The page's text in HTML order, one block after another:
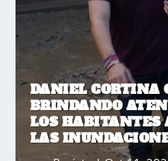
DANIEL CORTINA
BRINDANDO
LOS HABITANTES
LAS